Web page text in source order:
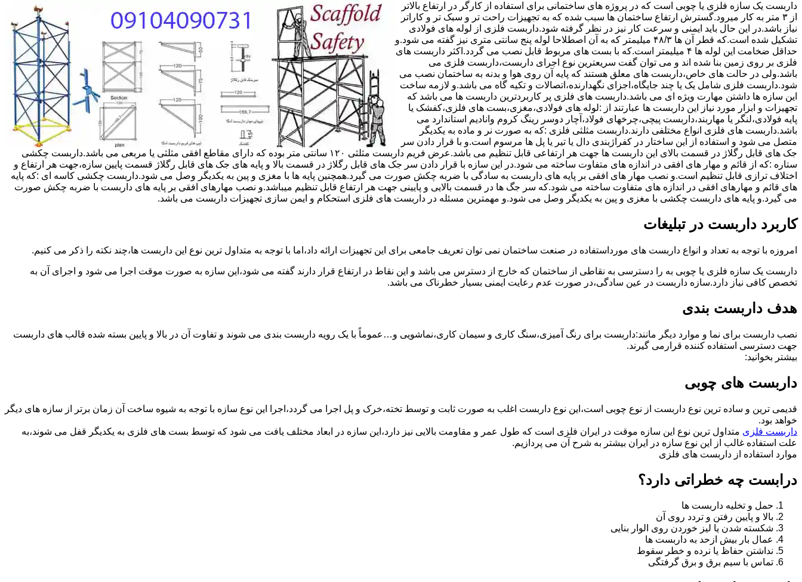
داربست یک سازه فلزی یا چوبی است که در پروژه های ساختمانی برای استفاده از کارگر در ارتفاع بالاتر
از ۳ متر به کار میرود.گسترش ارتفاع ساختمان ها سبب شده که به تجهیزات راحت تر و سبک تر و کاراتر
نیاز باشد.در این حال باید ایمنی و سرعت کار نیز در نظر گرفته شود.داربست فلزی از لوله های فولادی
تشکیل شده است.که قطر آن ها ۴۸/۳ میلیمتر که به آن اصطلاحا لوله پنج سانتی متری نیز گفته می شود.و
حداقل ضخامت این لوله ها ۴ میلیمتر است.که با بست های مربوط قابل نصب می گردد.اکثر داربست های
فلزی بر روی زمین بنا شده اند و می توان گفت سریعترین نوع اجرای داربست،داربست فلزی می
باشد.ولی در حالت های خاص،داربست های معلق هستند که پایه آن روی هوا و بدنه به ساختمان نصب می
شود.داربست فلزی شامل یک یا چند جایگاه،اجزای نگهدارنده،اتصالات و تکیه گاه می باشد.و لازمه ساخت
این سازه ها داشتن مهارت ویژه ای می باشد.داربست های فلزی پر کاربردترین داربست ها می باشد که
تجهیزات و ابزار مورد نیاز این داربست ها عبارتند از :لوله های فولادی،مغزی،بست های فلزی،کفشک یا
پایه فولادی،لنگر یا مهاربند،داربست پیچی،چرخهای فولاد،آچار دوسر رینگ کروم وانادیم استاندارد می
باشد.داربست های فلزی انواع مختلفی دارند.داربست مثلثی فلزی :که به صورت نر و ماده به یکدیگر
متصل می شود و استفاده از این ساختار در کفراژبندی دال یا تیر یا پل ها مرسوم است.و با قرار دادن سر
جک های قابل رگلاژ در قسمت بالای این داربست ها جهت هر ارتفاعی قابل تنظیم می باشد.عرض فریم داربست مثلثی ۱۲۰ سانتی متر بوده که دارای مقاطع افقی مثلثی یا مربعی می باشد.داربست چکشی
ستاره :که از قائم و مهار های افقی در اندازه های متفاوت ساخته می شود.در این سازه با قرار دادن سر جک های قابل رگلاژ در قسمت بالا و پایه های جک های قابل رگلاژ قسمت پایین سازه،جهت هر ارتفاع و
اختلاف ترازی قابل تنظیم است.و نصب مهار های افقی بر پایه های داربست به سادگی با ضربه چکش صورت می گیرد.همچنین پایه ها با مغزی و پین به یکدیگر وصل می شود.داربست چکشی کاسه ای :که پایه
های قائم و مهارهای افقی در اندازه های متفاوت ساخته می شود.که سر جگ ها در قسمت بالایی و پایینی جهت هر ارتفاع قابل تنظیم میباشد.و نصب مهارهای افقی بر پایه های داربست با ضربه چکش صورت
می گیرد.و پایه های داربست چکشی با مغزی و پین به یکدیگر وصل می شود.و مهمترین مسئله در داربست های فلزی استحکام و ایمن سازی تجهیزات داربست می باشد.
کاربرد داربست در تبلیغات
امروزه با توجه به تعداد و انواع داربست های مورداستفاده در صنعت ساختمان نمی توان تعریف جامعی برای این تجهیزات ارائه داد،اما با توجه به متداول ترین نوع این داربست ها،چند نکته را ذکر می کنیم.
داربست یک سازه فلزی یا چوبی به را دسترسی به نقاطی از ساختمان که خارج از دسترس می باشد و این نقاط در ارتفاع قرار دارند گفته می شود،این سازه به صورت موقت اجرا می شود و اجرای آن به
تخصص کافی نیاز دارد.سازه داربست در عین سادگی،در صورت عدم رعایت ایمنی بسیار خطرناک می باشد.
هدف داربست بندی
نصب داربست برای نما و موارد دیگر مانند:داربست برای رنگ آمیزی،سنگ کاری و سیمان کاری،نماشویی و…عموماً با یک رویه داربست بندی می شوند و تفاوت آن در بالا و پایین بسته شده قالب های داربست
جهت دسترسی استفاده کننده قرارمی گیرند.
بیشتر بخوانید:
داربست های چوبی
قدیمی ترین و ساده ترین نوع داربست از نوع چوبی است،این نوع داربست اغلب به صورت ثابت و توسط تخته،خرک و پل اجرا می گردد،اجرا این نوع سازه با توجه به شیوه ساخت آن زمان برتر از سازه های دیگر
خواهد بود.
داربست فلزی متداول ترین نوع این سازه موقت در ایران فلزی است که طول عمر و مقاومت بالایی نیز دارد،این سازه در ابعاد مختلف یافت می شود که توسط بست های فلزی به یکدیگر قفل می شوند،به
علت استفاده غالب از این نوع سازه در ایران بیشتر به شرح آن می پردازیم.
موارد استفاده از داربست های فلزی
درابست چه خطراتی دارد؟
حمل و تخلیه داربست ها
بالا و پایین رفتن و تردد روی آن
شکسته شدن یا لیز خوردن روی الوار بنایی
عمال بار بیش ازحد به داربست ها
نداشتن حفاظ یا نرده و خطر سقوط
تماس با سیم برق و برق گرفتگی